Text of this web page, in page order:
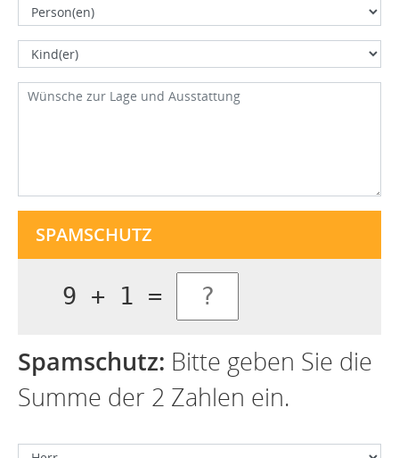
SPAMSCHUTZ
9 + 1 =
Spamschutz: Bitte geben Sie die
Summe der 2 Zahlen ein.